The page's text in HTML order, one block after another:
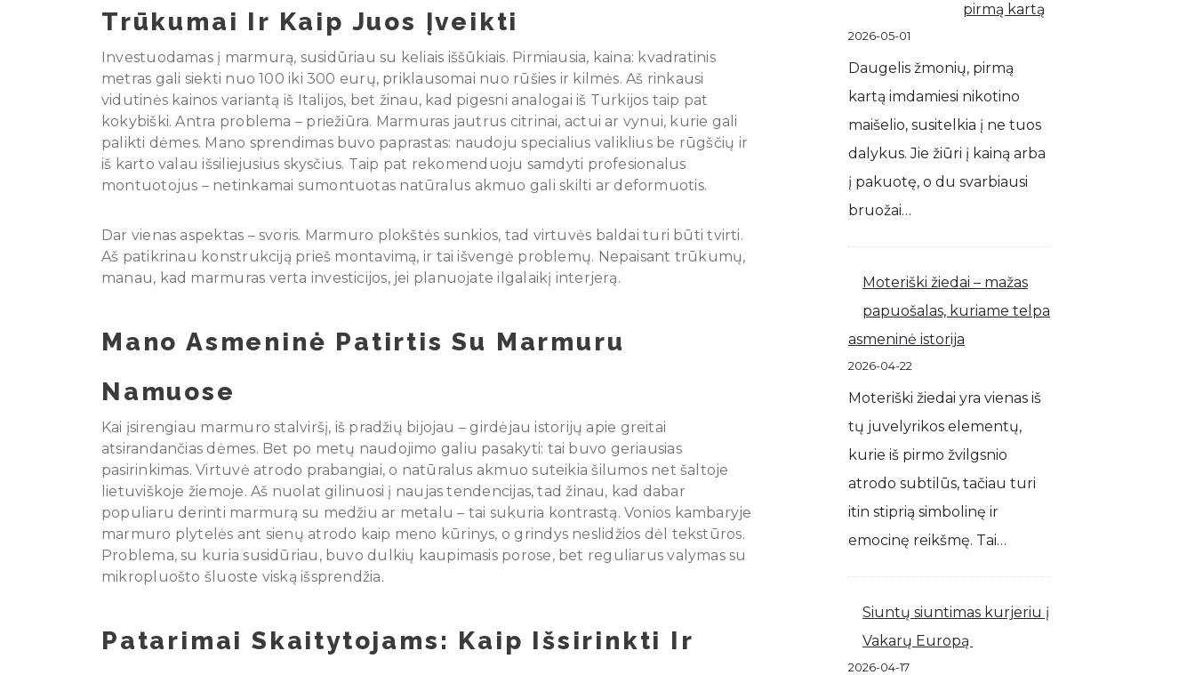
Trūkumai Ir Kaip Juos Įveikti
Investuodamas į marmurą, susidūriau su keliais iššūkiais. Pirmiausia, kaina: kvadratinis
metras gali siekti nuo 100 iki 300 eurų, priklausomai nuo rūšies ir kilmės. Aš rinkausi
vidutinės kainos variantą iš Italijos, bet žinau, kad pigesni analogai iš Turkijos taip pat
kokybiški. Antra problema – priežiūra. Marmuras jautrus citrinai, actui ar vynui, kurie gali
palikti dėmes. Mano sprendimas buvo paprastas: naudoju specialius valiklius be rūgščių ir
iš karto valau išsiliejusius skysčius. Taip pat rekomenduoju samdyti profesionalus
montuotojus – netinkamai sumontuotas natūralus akmuo gali skilti ar deformuotis.
Dar vienas aspektas – svoris. Marmuro plokštės sunkios, tad virtuvės baldai turi būti tvirti.
Aš patikrinau konstrukciją prieš montavimą, ir tai išvengė problemų. Nepaisant trūkumų,
manau, kad marmuras verta investicijos, jei planuojate ilgalaikį interjerą.
Mano Asmeninė Patirtis Su Marmuru
Namuose
Kai įsirengiau marmuro stalviršį, iš pradžių bijojau – girdėjau istorijų apie greitai
atsirandančias dėmes. Bet po metų naudojimo galiu pasakyti: tai buvo geriausias
pasirinkimas. Virtuvė atrodo prabangiai, o natūralus akmuo suteikia šilumos net šaltoje
lietuviškoje žiemoje. Aš nuolat gilinuosi į naujas tendencijas, tad žinau, kad dabar
populiaru derinti marmurą su medžiu ar metalu – tai sukuria kontrastą. Vonios kambaryje
marmuro plytelės ant sienų atrodo kaip meno kūrinys, o grindys neslidžios dėl tekstūros.
Problema, su kuria susidūriau, buvo dulkių kaupimasis porose, bet reguliarus valymas su
mikropluošto šluoste viską išsprendžia.
Patarimai Skaitytojams: Kaip Išsirinkti Ir
pirmą kartą
2026-05-01
Daugelis žmonių, pirmą
kartą imdamiesi nikotino
maišelio, susitelkia į ne tuos
dalykus. Jie žiūri į kainą arba
į pakuotę, o du svarbiausi
bruožai…
Moteriški žiedai – mažas
papuošalas, kuriame telpa
asmeninė istorija
2026-04-22
Moteriški žiedai yra vienas iš
tų juvelyrikos elementų,
kurie iš pirmo žvilgsnio
atrodo subtilūs, tačiau turi
itin stiprią simbolinę ir
emocinę reikšmę. Tai…
Siuntų siuntimas kurjeriu į
Vakarų Europą
2026-04-17